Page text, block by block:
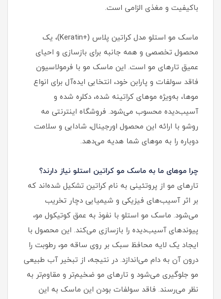
باکیفیت و مغذی الزامی است.
ماسک مو استلو مدل کراتین پلاس (+Keratin)، یک
محصول تخصصی و همه‌ جانبه برای بازسازی و احیای
عمیق تارهای مو است. این ماسک مو با فرمولاسیون
فاقد سولفات و پارابن خود، انتخابی ایده‌آل برای انواع
موها، به‌ویژه موهای کراتینه‌ شده، دکلره‌ شده و
آسیب‌دیده محسوب می‌شود. فروشگاه اینترنتی مه
روشو با ارائه این محصول اورجینال، شادابی و سلامت
دوباره را به موهای شما هدیه می‌دهد.
چرا موهای ما به ماسک مو کراتین استلو نیاز دارند؟
تارهای مو از پروتئینی به نام کراتین تشکیل شده‌اند که
بر اثر آسیب‌های فیزیکی و شیمیایی دچار تخریب
می‌شود. ماسک مو استلو با نفوذ به عمق کوتیکول مو،
پیوندهای آسیب‌دیده را بازسازی می‌کند. این محصول با
ایجاد یک لایه محافظ سبک بر روی ساقه مو، رطوبت را
درون آن به دام می‌اندازد. در نتیجه، از تبخیر آب طبیعی
مو جلوگیری می‌شود و تارهای مو ضخیم‌تر و مقاوم‌تر به
نظر می‌رسند. فاقد سولفات بودن این ماسک به این